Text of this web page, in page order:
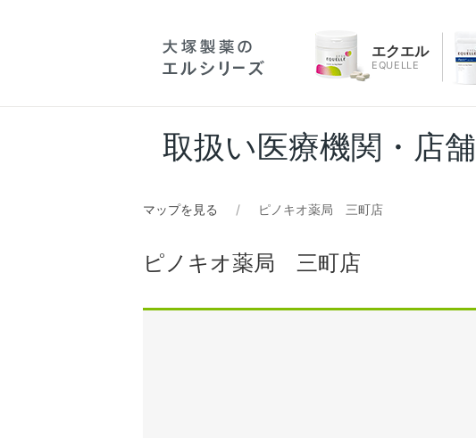
エクエル
EQUELLE
取扱い医療機関・店舗
マップを見る ピノキオ薬局 三町店
ピノキオ薬局 三町店